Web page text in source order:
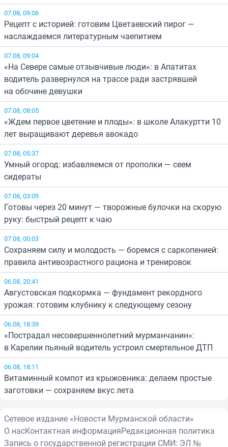
07.08, 09:06
Рецепт с историей: готовим Цветаевский пирог —
наслаждаемся литературным чаепитием
07.08, 09:04
«На Севере самые отзывчивые люди»: в Апатитах
водитель развернулся на трассе ради застрявшей
на обочине девушки
07.08, 08:05
«Ждем первое цветение и плоды»: в школе Алакуртти 10
лет выращивают деревья авокадо
07.08, 05:37
Умный огород: избавляемся от прополки — сеем
сидераты
07.08, 03:09
Готовы через 20 минут — творожные булочки на скорую
руку: быстрый рецепт к чаю
07.08, 00:03
Сохраняем силу и молодость — боремся с саркопенией:
правила антивозрастного рациона и тренировок
06.08, 20:41
Августовская подкормка — фундамент рекордного
урожая: готовим клубнику к следующему сезону
06.08, 18:39
«Пострадал несовершеннолетний мурманчанин»:
в Карелии пьяный водитель устроил смертельное ДТП
06.08, 18:11
Витаминный компот из крыжовника: делаем простые
заготовки — сохраняем вкус лета
Сетевое издание «Новости Мурманской области»
О насКонтактная информацияРедакционная политика
Запись о государственной регистрации СМИ: ЭЛ №